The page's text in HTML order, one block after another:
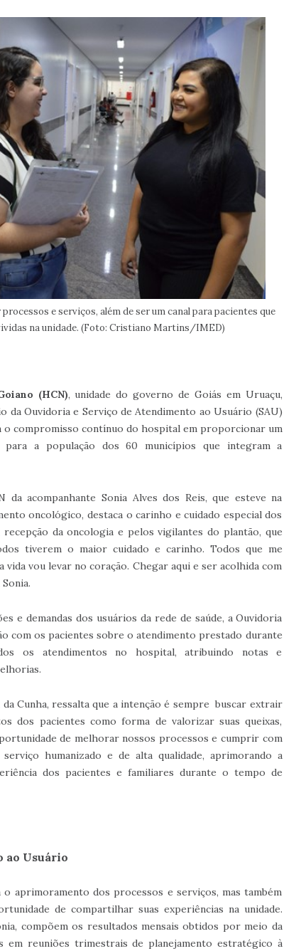
e serviços, além de ser um canal para pacientes que
na unidade. (Foto: Cristiano Martins/IMED)
(HCN), unidade do governo de Goiás em Uruaçu,
da Ouvidoria e Serviço de Atendimento ao Usuário (SAU)
o compromisso contínuo do hospital em proporcionar um
para a população dos 60 municípios que integram a
acompanhante Sonia Alves dos Reis, que esteve na
oncológico, destaca o carinho e cuidado especial dos
recepção da oncologia e pelos vigilantes do plantão, que
tiverem o maior cuidado e carinho. Todos que me
vou levar no coração. Chegar aqui e ser acolhida com
e demandas dos usuários da rede de saúde, a Ouvidoria
com os pacientes sobre o atendimento prestado durante
os atendimentos no hospital, atribuindo notas e
Cunha, ressalta que a intenção é sempre buscar extrair
dos pacientes como forma de valorizar suas queixas,
de melhorar nossos processos e cumprir com
humanizado e de alta qualidade, aprimorando a
dos pacientes e familiares durante o tempo de
ao Usuário
aprimoramento dos processos e serviços, mas também
de compartilhar suas experiências na unidade.
compõem os resultados mensais obtidos por meio da
em reuniões trimestrais de planejamento estratégico à